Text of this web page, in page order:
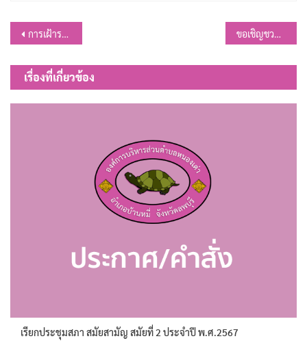
แนะแนว
เรื่อง
การเฝ้าระวังภัยและผลกระทบต่อสุขภาพจากปัญหาฝุ่นละอองขนาดเล็ก PM 2.5 ขอเชิญชวนเข้าฟังการประชุมสภา สมัยสามัญ สมัยแรก ครั้งที่ 2 ประจำปี พ.ศ.2568
เรื่องที่เกี่ยวข้อง
เรียกประชุมสภา สมัยสามัญ สมัยที่ 2 ประจำปี พ.ศ.2567